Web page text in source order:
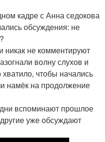
кадре с Анна седокова
обсуждения: не
никак не комментируют
волну слухов и
чтобы начались
намёк на продолжение
вспоминают прошлое
уже обсуждают